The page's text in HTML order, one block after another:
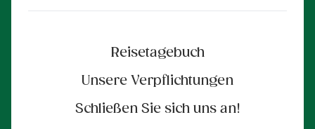
Reisetagebuch
Unsere Verpflichtungen
Schließen Sie sich uns an!